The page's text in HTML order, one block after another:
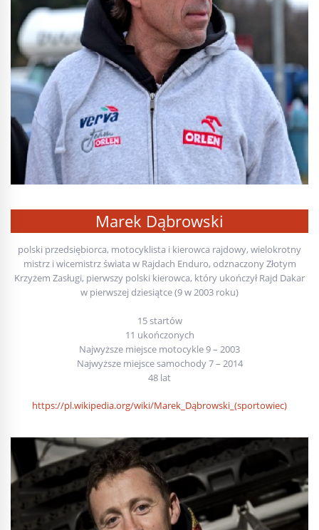
Marek Dąbrowski
polski przedsiębiorca, motocyklista i kierowca rajdowy, wielokrotny
mistrz i wicemistrz świata w Rajdach Enduro, odznaczony Złotym
Krzyżem Zasługi, pierwszy polski kierowca, który ukończył Rajd Dakar
w pierwszej dziesiątce (9 w 2003 roku)
15 startów
11 ukończonych
Najwyższe miejsce motocykle 9 – 2003
Najwyższe miejsce samochody 7 – 2014
48 lat
https://pl.wikipedia.org/wiki/Marek_Dąbrowski_(sportowiec)